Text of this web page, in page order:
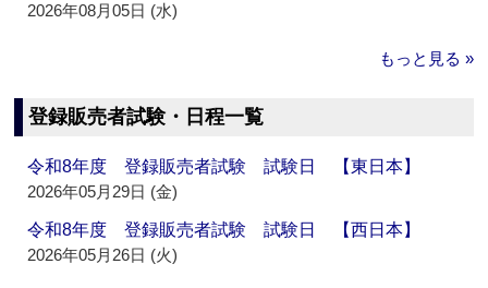
2026年08月05日 (水)
もっと見る »
登録販売者試験・日程一覧
令和8年度 登録販売者試験 試験日 【東日本】
2026年05月29日 (金)
令和8年度 登録販売者試験 試験日 【西日本】
2026年05月26日 (火)